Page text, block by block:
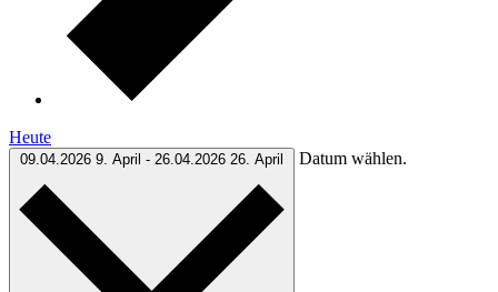
Heute
09.04.2026 9. April - 26.04.2026 26. April Datum wählen.